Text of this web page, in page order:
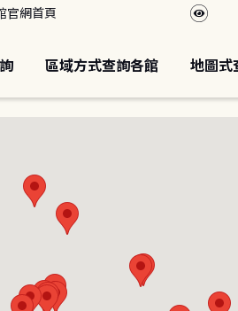
官網首頁
區域方式查詢各館 地圖式